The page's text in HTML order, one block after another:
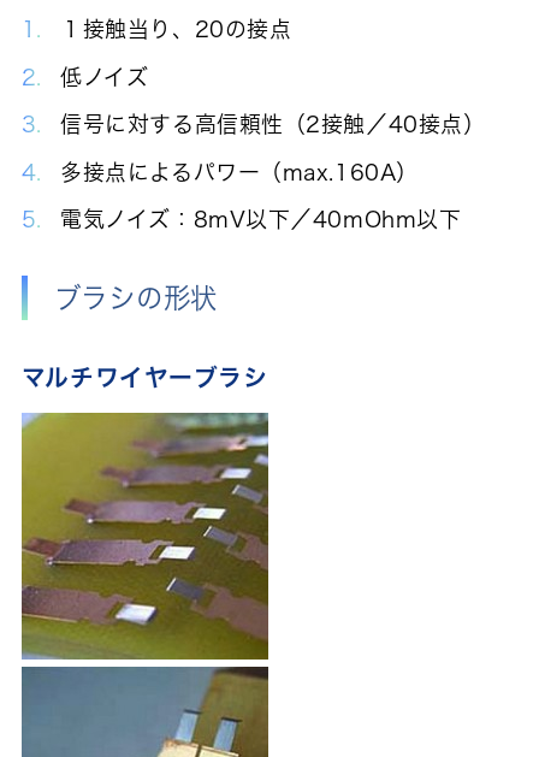
１接触当り、20の接点
低ノイズ
信号に対する高信頼性（2接触／40接点）
多接点によるパワー（max.160A）
電気ノイズ：8mV以下／40mOhm以下
ブラシの形状
マルチワイヤーブラシ